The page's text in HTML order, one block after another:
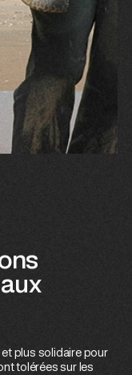
et plus solidaire pour
tolérées sur les